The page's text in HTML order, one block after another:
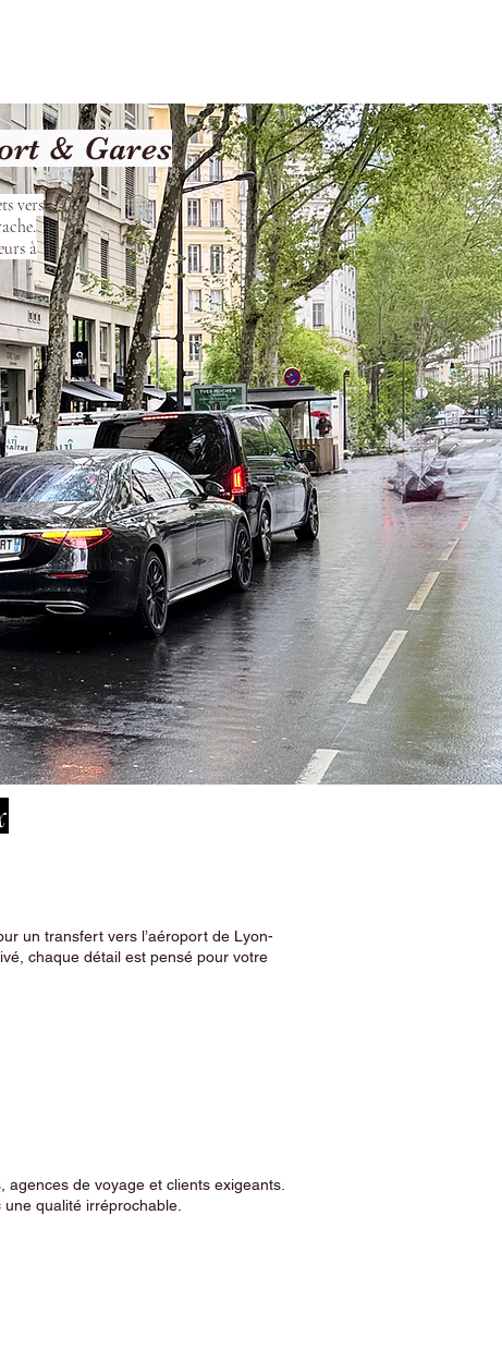
& Gares
vers
à
un transfert vers l’aéroport de Lyon-
chaque détail est pensé pour votre
de voyage et clients exigeants.
qualité irréprochable.